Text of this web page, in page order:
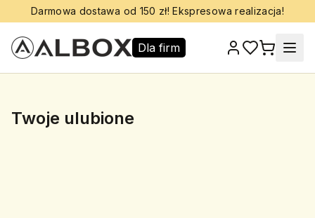
Darmowa dostawa od 150 zł! Ekspresowa realizacja!
Dla firm
Twoje ulubione